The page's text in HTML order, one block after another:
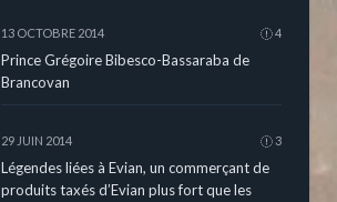
13 OCTOBRE 2014 4
Prince Grégoire Bibesco-Bassaraba de
Brancovan
29 JUIN 2014 3
Légendes liées à Evian, un commerçant de
produits taxés d’Evian plus fort que les